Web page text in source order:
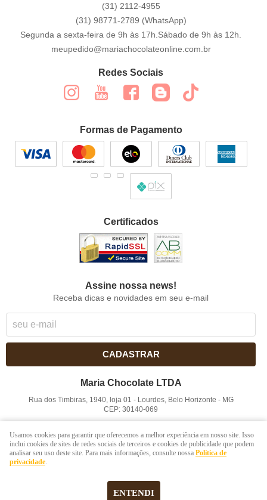
(31) 2112-4955
(31) 98771-2789 (WhatsApp)
Segunda a sexta-feira de 9h às 17h.Sábado de 9h às 12h.
meupedido@mariachocolateonline.com.br
Redes Sociais
Formas de Pagamento
Certificados
Assine nossa news!
Receba dicas e novidades em seu e-mail
CADASTRAR
Maria Chocolate LTDA
Rua dos Timbiras, 1940, loja 01 - Lourdes, Belo Horizonte - MG
CEP: 30140-069
LOJA VIRTUAL CRIADA POR
Usamos cookies para garantir que oferecemos a melhor experiência em nosso site. Isso
inclui cookies de sites de redes sociais de terceiros e cookies de publicidade que podem
analisar seu uso deste site. Para mais informações, consulte nossa Política de
privacidade.
ENTENDI